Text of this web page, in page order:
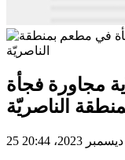
مجاورة فجأة
الناصريّة
25 ديسمبر 2023، 20:44